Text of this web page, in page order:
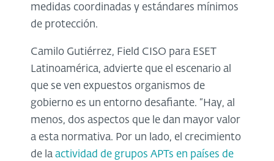
medidas coordinadas y estándares mínimos
de protección.
Camilo Gutiérrez, Field CISO para ESET
Latinoamérica, advierte que el escenario al
que se ven expuestos organismos de
gobierno es un entorno desafiante. “Hay, al
menos, dos aspectos que le dan mayor valor
a esta normativa. Por un lado, el crecimiento
de la actividad de grupos APTs en países de